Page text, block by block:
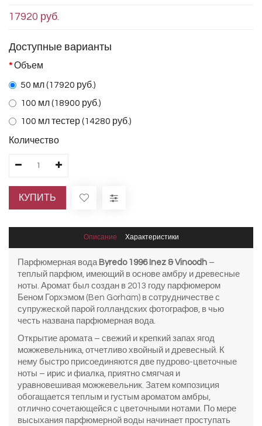
17920 руб.
Доступные варианты
Объем
50 мл (17920 руб.)
100 мл (18900 руб.)
100 мл тестер (14280 руб.)
Количество
КУПИТЬ
Описание Характеристики
Парфюмерная вода Byredo 1996 Inez & Vinoodh –
теплый парфюм, имеющий в основе амбру и древесные
ноты. Аромат был создан в 2013 году парфюмером
Беном Горхэмом (Ben Gorham) в сотрудничестве с
супружеской парой голландских фотографов, в чью
честь названа парфюмерная вода.
Открытие аромата – свежий и крепкий запах ягод
можжевельника, отчетливо хвойный и древесный. К
нему быстро присоединяются две пудрово-цветочные
ноты – ирис и фиалка, приятно смягчая и
уравновешивая можжевельник. Затем композиция
обогащается теплым и густым ароматом амбры,
отлично сочетающейся с цветочными нотами. По мере
высыхания парфюмерной воды начинает проступать